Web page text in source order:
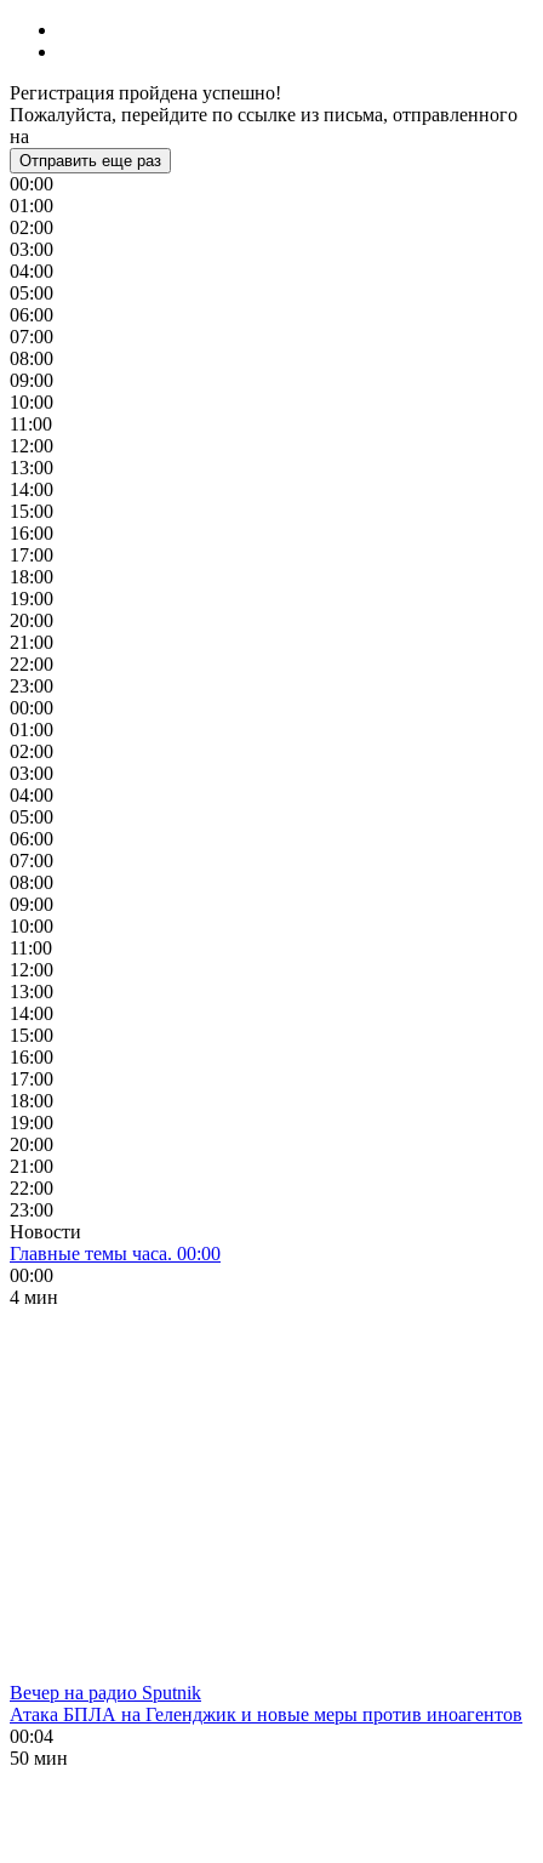
Регистрация пройдена успешно!
Пожалуйста, перейдите по ссылке из письма, отправленного
на
Отправить еще раз
00:00
01:00
02:00
03:00
04:00
05:00
06:00
07:00
08:00
09:00
10:00
11:00
12:00
13:00
14:00
15:00
16:00
17:00
18:00
19:00
20:00
21:00
22:00
23:00
00:00
01:00
02:00
03:00
04:00
05:00
06:00
07:00
08:00
09:00
10:00
11:00
12:00
13:00
14:00
15:00
16:00
17:00
18:00
19:00
20:00
21:00
22:00
23:00
Новости
Главные темы часа. 00:00
00:00
4 мин
Вечер на радио Sputnik
Атака БПЛА на Геленджик и новые меры против иноагентов
00:04
50 мин